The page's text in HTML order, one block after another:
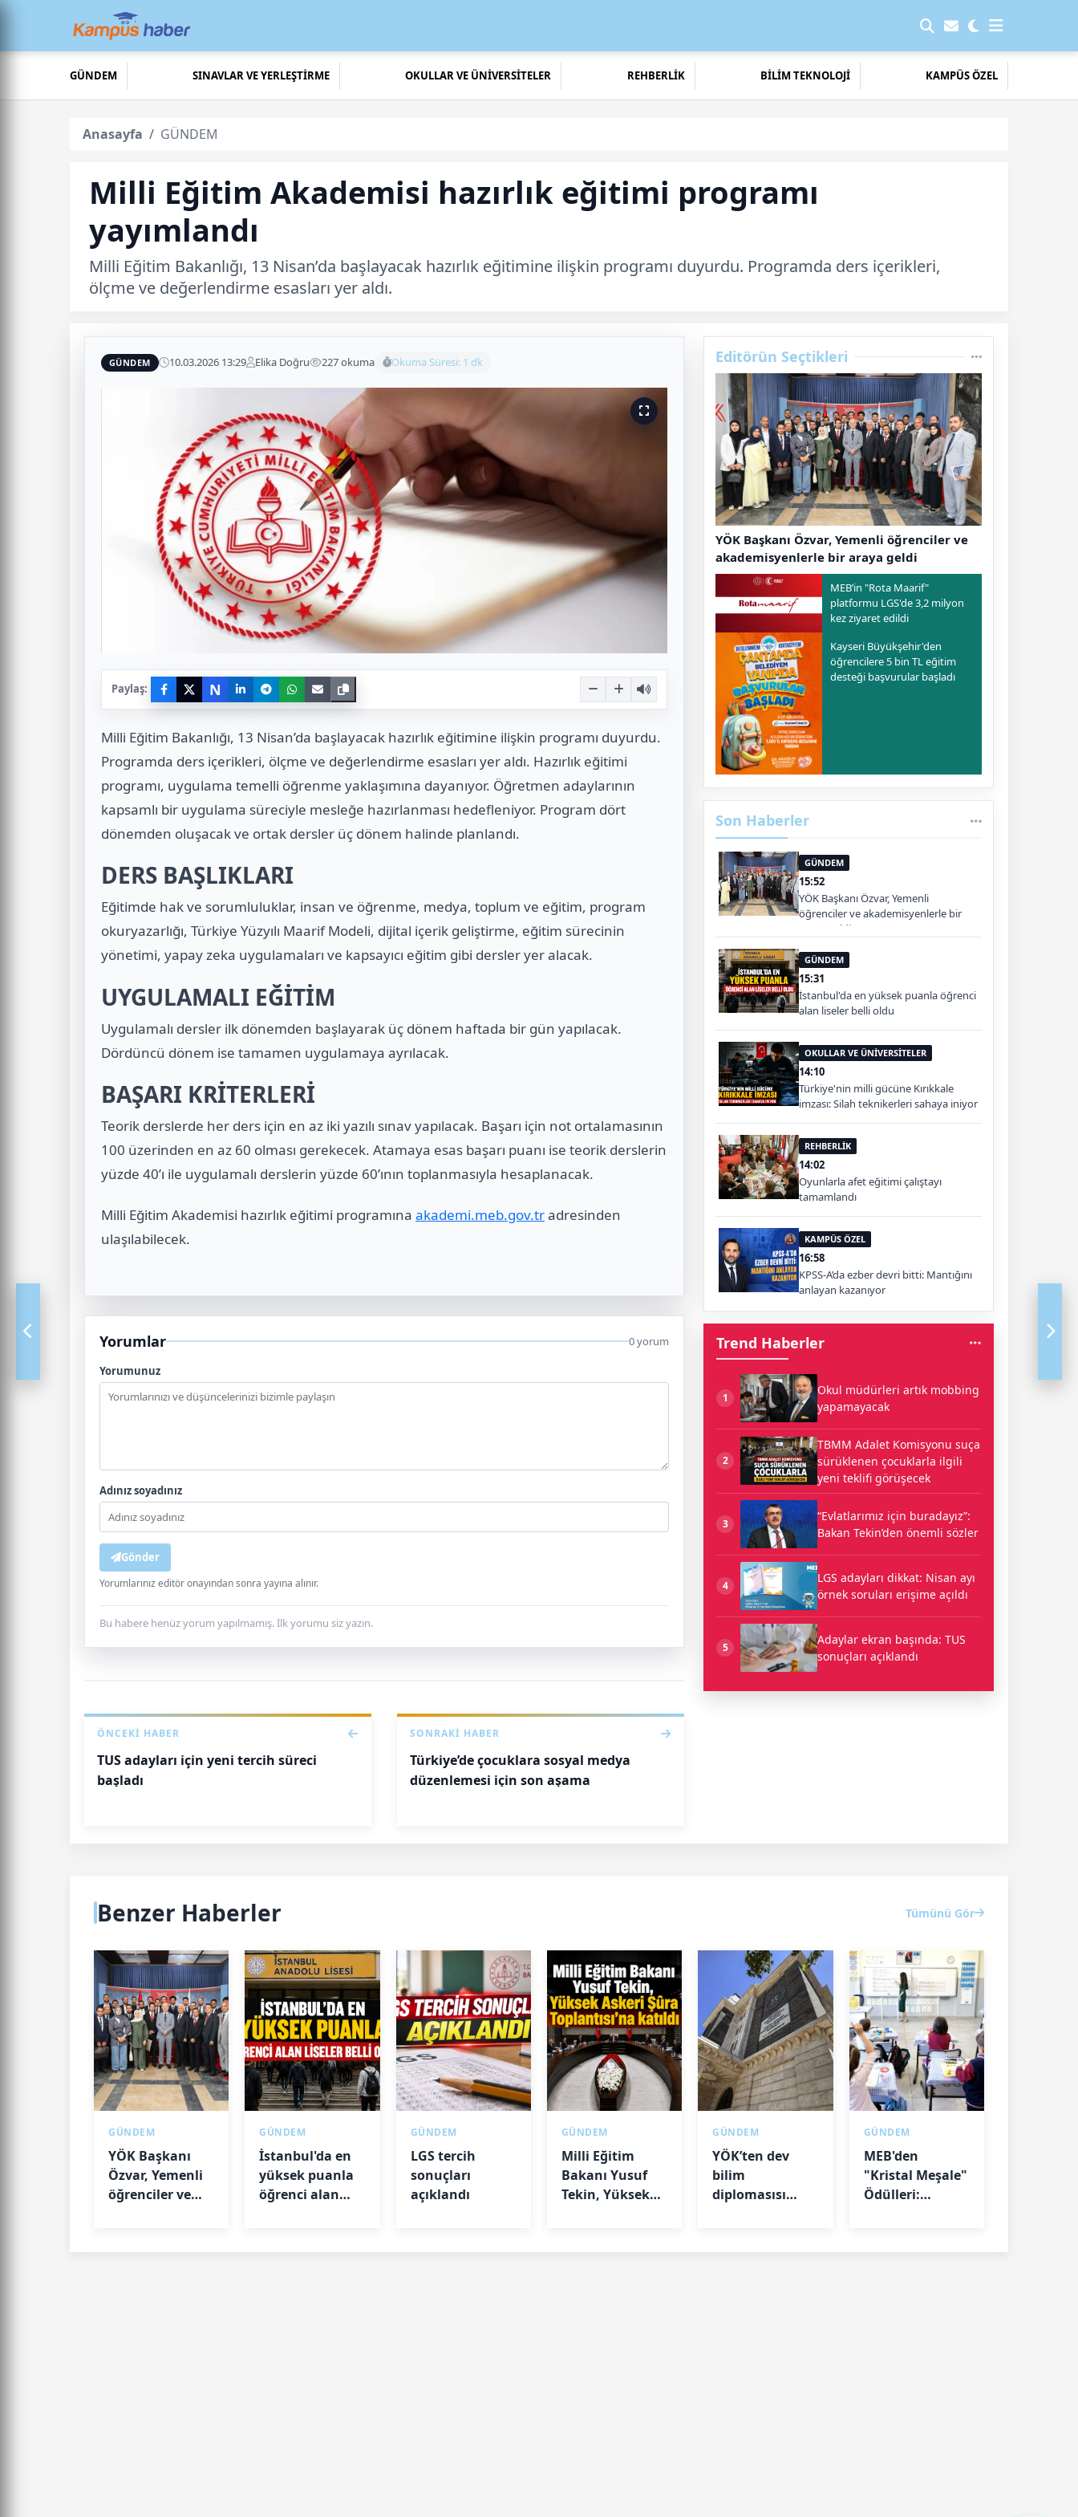
GÜNDEM SINAVLAR VE YERLEŞTİRME OKULLAR VE ÜNİVERSİTELER REHBERLİK BİLİM TEKNOLOJİ KAMPÜS ÖZEL
Anasayfa GÜNDEM
Milli Eğitim Akademisi hazırlık eğitimi programı
yayımlandı
Milli Eğitim Bakanlığı, 13 Nisan’da başlayacak hazırlık eğitimine ilişkin programı duyurdu. Programda ders içerikleri,
ölçme ve değerlendirme esasları yer aldı.
GÜNDEM 10.03.2026 13:29 Elika Doğru 227 okuma Okuma Süresi: 1 dk
Paylaş: N
Milli Eğitim Bakanlığı, 13 Nisan’da başlayacak hazırlık eğitimine ilişkin programı duyurdu.
Programda ders içerikleri, ölçme ve değerlendirme esasları yer aldı. Hazırlık eğitimi
programı, uygulama temelli öğrenme yaklaşımına dayanıyor. Öğretmen adaylarının
kapsamlı bir uygulama süreciyle mesleğe hazırlanması hedefleniyor. Program dört
dönemden oluşacak ve ortak dersler üç dönem halinde planlandı.
DERS BAŞLIKLARI
Eğitimde hak ve sorumluluklar, insan ve öğrenme, medya, toplum ve eğitim, program
okuryazarlığı, Türkiye Yüzyılı Maarif Modeli, dijital içerik geliştirme, eğitim sürecinin
yönetimi, yapay zeka uygulamaları ve kapsayıcı eğitim gibi dersler yer alacak.
UYGULAMALI EĞİTİM
Uygulamalı dersler ilk dönemden başlayarak üç dönem haftada bir gün yapılacak.
Dördüncü dönem ise tamamen uygulamaya ayrılacak.
BAŞARI KRİTERLERİ
Teorik derslerde her ders için en az iki yazılı sınav yapılacak. Başarı için not ortalamasının
100 üzerinden en az 60 olması gerekecek. Atamaya esas başarı puanı ise teorik derslerin
yüzde 40’ı ile uygulamalı derslerin yüzde 60’ının toplanmasıyla hesaplanacak.
Milli Eğitim Akademisi hazırlık eğitimi programına akademi.meb.gov.tradresinden
ulaşılabilecek.
Yorumlar 0 yorum
Yorumunuz
Adınız soyadınız
Gönder
Yorumlarınız editör onayından sonra yayına alınır.
Bu habere henüz yorum yapılmamış. İlk yorumu siz yazın.
ÖNCEKI HABER
TUS adayları için yeni tercih süreci
başladı
SONRAKI HABER
Türkiye’de çocuklara sosyal medya
düzenlemesi için son aşama
Editörün Seçtikleri
YÖK Başkanı Özvar, Yemenli öğrenciler ve
akademisyenlerle bir araya geldi
MEB’in "Rota Maarif"
platformu LGS'de 3,2 milyon
kez ziyaret edildi
Kayseri Büyükşehir'den
öğrencilere 5 bin TL eğitim
desteği başvurular başladı
Son Haberler
GÜNDEM
15:52
YÖK Başkanı Özvar, Yemenli
öğrenciler ve akademisyenlerle bir
araya geldi
GÜNDEM
15:31
İstanbul'da en yüksek puanla öğrenci
alan liseler belli oldu
OKULLAR VE ÜNİVERSİTELER
14:10
Türkiye'nin milli gücüne Kırıkkale
imzası: Silah teknikerleri sahaya iniyor
REHBERLİK
14:02
Oyunlarla afet eğitimi çalıştayı
tamamlandı
KAMPÜS ÖZEL
16:58
KPSS-A’da ezber devri bitti: Mantığını
anlayan kazanıyor
Trend Haberler
1
Okul müdürleri artık mobbing
yapamayacak
2
TBMM Adalet Komisyonu suça
sürüklenen çocuklarla ilgili
yeni teklifi görüşecek
3
“Evlatlarımız için buradayız”:
Bakan Tekin’den önemli sözler
4
LGS adayları dikkat: Nisan ayı
örnek soruları erişime açıldı
5
Adaylar ekran başında: TUS
sonuçları açıklandı
Benzer Haberler Tümünü Gör
GÜNDEM
YÖK Başkanı
Özvar, Yemenli
öğrenciler ve
GÜNDEM
İstanbul'da en
yüksek puanla
öğrenci alan
GÜNDEM
LGS tercih
sonuçları
açıklandı
GÜNDEM
Milli Eğitim
Bakanı Yusuf
Tekin, Yüksek
GÜNDEM
YÖK’ten dev
bilim
diplomasısı
GÜNDEM
MEB'den
"Kristal Meşale"
Ödülleri: